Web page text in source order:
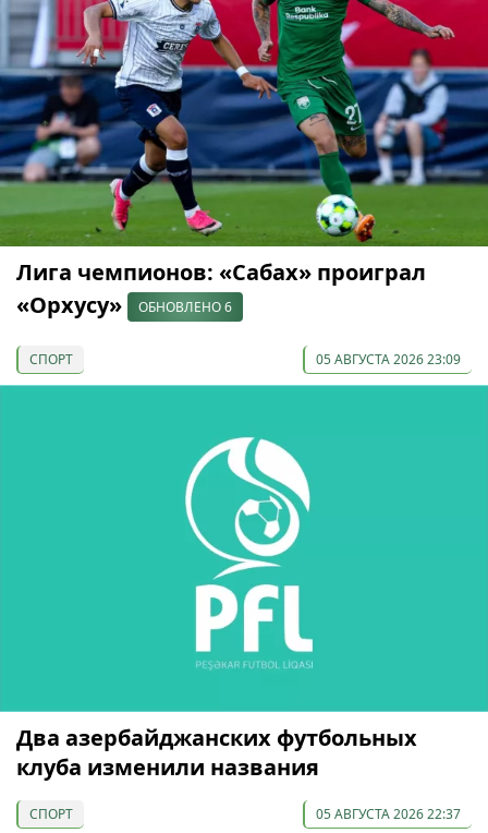
Лига чемпионов: «Сабах» проиграл
«Орхусу»
ОБНОВЛЕНО 6
СПОРТ 05 АВГУСТА 2026 23:09
Два азербайджанских футбольных
клуба изменили названия
СПОРТ 05 АВГУСТА 2026 22:37